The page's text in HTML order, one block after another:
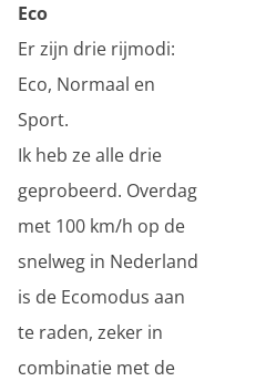
Eco
Er zijn drie rijmodi:
Eco, Normaal en
Sport.
Ik heb ze alle drie
geprobeerd. Overdag
met 100 km/h op de
snelweg in Nederland
is de Ecomodus aan
te raden, zeker in
combinatie met de